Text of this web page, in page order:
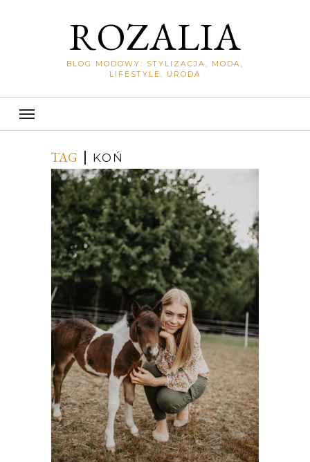
ROZALIA
BLOG MODOWY: STYLIZACJA, MODA,
LIFESTYLE, URODA
TAG KOŃ